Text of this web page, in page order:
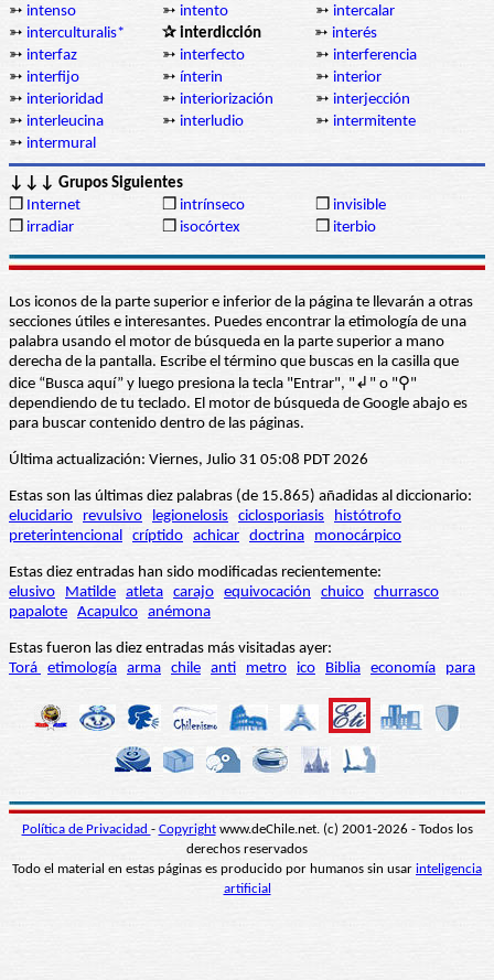
➳ intenso ➳ intento ➳ intercalar
➳ interculturalis* ✰ interdicción ➳ interés
➳ interfaz ➳ interfecto ➳ interferencia
➳ interfijo ➳ ínterin ➳ interior
➳ interioridad ➳ interiorización ➳ interjección
➳ interleucina ➳ interludio ➳ intermitente
➳ intermural
↓↓↓ Grupos Siguientes
❒ Internet ❒ intrínseco ❒ invisible
❒ irradiar ❒ isocórtex ❒ iterbio
Los iconos de la parte superior e inferior de la página te llevarán a otras
secciones útiles e interesantes. Puedes encontrar la etimología de una
palabra usando el motor de búsqueda en la parte superior a mano
derecha de la pantalla. Escribe el término que buscas en la casilla que
dice “Busca aquí” y luego presiona la tecla "Entrar", "↲" o "⚲"
dependiendo de tu teclado. El motor de búsqueda de Google abajo es
para buscar contenido dentro de las páginas.
Última actualización: Viernes, Julio 31 05:08 PDT 2026
Estas son las últimas diez palabras (de 15.865) añadidas al diccionario:
elucidario
revulsivo legionelosis ciclosporiasis
histótrofo
preterintencional críptido achicar doctrina monocárpico
Estas diez entradas han sido modificadas recientemente:
elusivo
Matilde atleta carajo equivocación chuico churrasco
papalote Acapulco anémona
Estas fueron las diez entradas más visitadas ayer:
Torá etimología arma chile anti metro ico Biblia economía para
Política de Privacidad - Copyrightwww.deChile.net. (c) 2001-2026 - Todos los
derechos reservados
Todo el material en estas páginas es producido por humanos sin usar inteligencia
artificial